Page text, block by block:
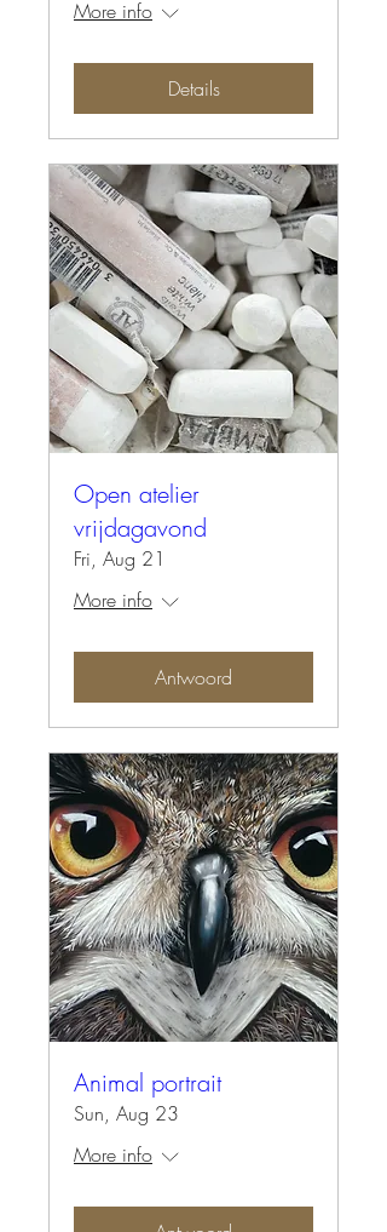
More info
Details
Open atelier
vrijdagavond
Fri, Aug 21
More info
Antwoord
Animal portrait
Sun, Aug 23
More info